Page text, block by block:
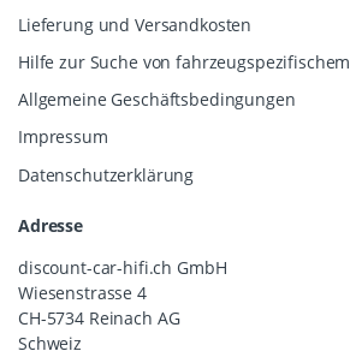
Lieferung und Versandkosten
Hilfe zur Suche von
Allgemeine Geschäftsbedingungen
Impressum
Datenschutzerklärung
Adresse
discount-car-hifi.ch GmbH
Wiesenstrasse 4
CH-5734 Reinach AG
Schweiz